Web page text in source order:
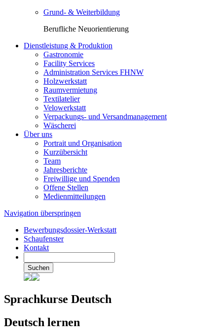
Grund- & Weiterbildung
Berufliche Neuorientierung
Dienstleistung & Produktion
Gastronomie
Facility Services
Administration Services FHNW
Holzwerkstatt
Raumvermietung
Textilatelier
Velowerkstatt
Verpackungs- und Versandmanagement
Wäscherei
Über uns
Portrait und Organisation
Kurzübersicht
Team
Jahresberichte
Freiwillige und Spenden
Offene Stellen
Medienmitteilungen
Navigation überspringen
Bewerbungsdossier-Werkstatt
Schaufenster
Kontakt
Suchen
Sprachkurse Deutsch
Deutsch lernen